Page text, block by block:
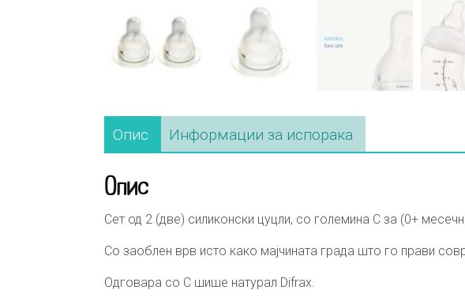
Опис Информации за испорака
Опис
Сет од 2 (две) силиконски цуцли, со големина С за (0+
Со заоблен врв исто како мајчината града што го прави
Одговара со С шише натурал Difrax.